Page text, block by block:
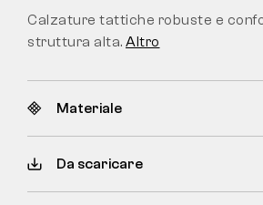
Calzature tattiche robuste e
struttura alta. Altro
Materiale
Da scaricare